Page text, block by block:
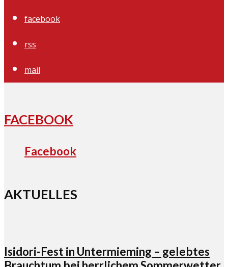
facebook
rss
mail
FACEBOOK
Facebook
AKTUELLES
Isidori-Fest in Untermieming – gelebtes